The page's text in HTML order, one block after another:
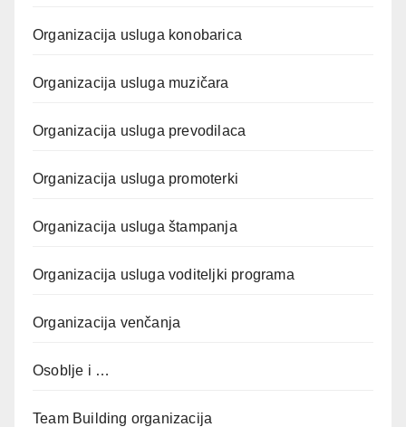
Organizacija usluga konobarica
Organizacija usluga muzičara
Organizacija usluga prevodilaca
Organizacija usluga promoterki
Organizacija usluga štampanja
Organizacija usluga voditeljki programa
Organizacija venčanja
Osoblje i …
Team Building organizacija